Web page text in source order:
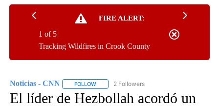
FIRE ALERT:
Tracking Wildfires in Crook County
1 of 5
Noticias - CNN FOLLOW FOLLOW "NOTICIAS - CNN" TO RECEIVE
2 Followers
El líder de Hezbollah acordó un